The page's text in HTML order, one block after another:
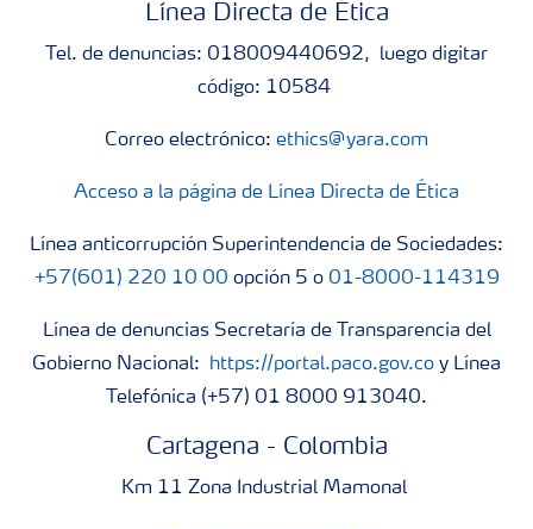
Línea Directa de Ética
Tel. de denuncias: 018009440692, luego digitar
código: 10584
Correo electrónico: ethics@yara.com
Acceso a la página de Línea Directa de Ética
Línea anticorrupción Superintendencia de Sociedades:
+57(601) 220 10 00 opción 5 o 01-8000-114319
Línea de denuncias Secretaría de Transparencia del
Gobierno Nacional:
https://portal.paco.gov.co y Línea
Telefónica (+57) 01 8000 913040.
Cartagena - Colombia
Km 11 Zona Industrial Mamonal